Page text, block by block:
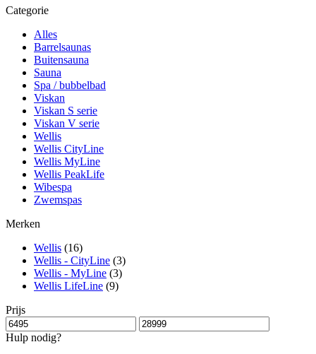
Categorie
Alles
Barrelsaunas
Buitensauna
Sauna
Spa / bubbelbad
Viskan
Viskan S serie
Viskan V serie
Wellis
Wellis CityLine
Wellis MyLine
Wellis PeakLife
Wibespa
Zwemspas
Merken
Wellis (16)
Wellis - CityLine (3)
Wellis - MyLine (3)
Wellis LifeLine (9)
Prijs
Hulp nodig?